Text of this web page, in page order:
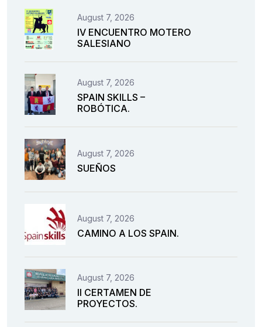
August 7, 2026
IV ENCUENTRO MOTERO
SALESIANO
August 7, 2026
SPAIN SKILLS –
ROBÓTICA.
August 7, 2026
SUEÑOS
August 7, 2026
CAMINO A LOS SPAIN.
August 7, 2026
II CERTAMEN DE
PROYECTOS.